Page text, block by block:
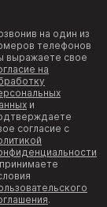
на один из
телефонов
выражаете свое
на
и
согласие с
.